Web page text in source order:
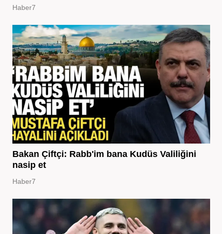
Haber7
Bakan Çiftçi: Rabb'im bana Kudüs Valiliğini
nasip et
Haber7